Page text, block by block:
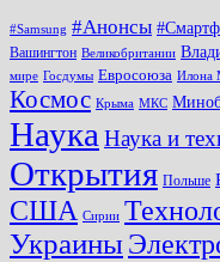
#Samsung #Анонсы
Вашингтон Великобритании
мире Госдумы Евросоюза Илона
Космос Крыма МКС
Наука Наука и
Открытия Польше
США Сирии
Украины